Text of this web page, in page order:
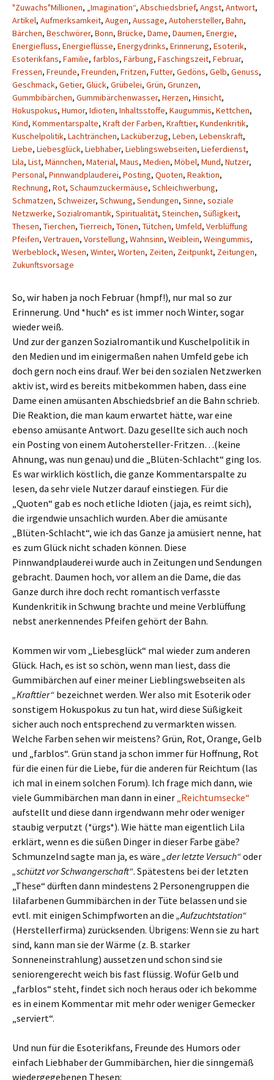
"Zuwachs"Millionen, „Imagination“, Abschiedsbrief, Angst, Antwort,
Artikel, Aufmerksamkeit, Augen, Aussage, Autohersteller, Bahn,
Bärchen, Beschwörer, Bonn, Brücke, Dame, Daumen, Energie,
Energiefluss, Energieflüsse, Energydrinks, Erinnerung, Esoterik,
Esoterikfans, Familie, farblos, Färbung, Faschingszeit, Februar,
Fressen, Freunde, Freunden, Fritzen, Futter, Gedöns, Gelb, Genuss,
Geschmack, Getier, Glück, Grübelei, Grün, Grunzen,
Gummbibärchen, Gummibärchenwasser, Herzen, Hinsicht,
Hokuspokus, Humor, Idioten, Inhaltsstoffe, Kaugummis, Kettchen,
Kind, Kommentarspalte, Kraft der Farben, Krafttier, Kundenkritik,
Kuschelpolitik, Lachtränchen, Lacküberzug, Leben, Lebenskraft,
Liebe, Liebesglück, Liebhaber, Lieblingswebseiten, Lieferdienst,
Lila, List, Männchen, Material, Maus, Medien, Möbel, Mund, Nutzer,
Personal, Pinnwandplauderei, Posting, Quoten, Reaktion,
Rechnung, Rot, Schaumzuckermäuse, Schleichwerbung,
Schmatzen, Schweizer, Schwung, Sendungen, Sinne, soziale
Netzwerke, Sozialromantik, Spiritualität, Steinchen, Süßigkeit,
Thesen, Tierchen, Tierreich, Tönen, Tütchen, Umfeld, Verblüffung
Pfeifen, Vertrauen, Vorstellung, Wahnsinn, Weiblein, Weingummis,
Werbeblock, Wesen, Winter, Worten, Zeiten, Zeitpunkt, Zeitungen,
Zukunftsvorsage
So, wir haben ja noch Februar (hmpf!), nur mal so zur
Erinnerung. Und *huch* es ist immer noch Winter, sogar
wieder weiß.
Und zur der ganzen Sozialromantik und Kuschelpolitik in
den Medien und im einigermaßen nahen Umfeld gebe ich
doch gern noch eins drauf. Wer bei den sozialen Netzwerken
aktiv ist, wird es bereits mitbekommen haben, dass eine
Dame einen amüsanten Abschiedsbrief an die Bahn schrieb.
Die Reaktion, die man kaum erwartet hätte, war eine
ebenso amüsante Antwort. Dazu gesellte sich auch noch
ein Posting von einem Autohersteller-Fritzen…(keine
Ahnung, was nun genau) und die „Blüten-Schlacht“ ging los.
Es war wirklich köstlich, die ganze Kommentarspalte zu
lesen, da sehr viele Nutzer darauf einstiegen. Für die
„Quoten“ gab es noch etliche Idioten (jaja, es reimt sich),
die irgendwie unsachlich wurden. Aber die amüsante
„Blüten-Schlacht“, wie ich das Ganze ja amüsiert nenne, hat
es zum Glück nicht schaden können. Diese
Pinnwandplauderei wurde auch in Zeitungen und Sendungen
gebracht. Daumen hoch, vor allem an die Dame, die das
Ganze durch ihre doch recht romantisch verfasste
Kundenkritik in Schwung brachte und meine Verblüffung
nebst anerkennendes Pfeifen gehört der Bahn.
Kommen wir vom „Liebesglück“ mal wieder zum anderen
Glück. Hach, es ist so schön, wenn man liest, dass die
Gummibärchen auf einer meiner Lieblingswebseiten als
„Krafttier“ bezeichnet werden. Wer also mit Esoterik oder
sonstigem Hokuspokus zu tun hat, wird diese Süßigkeit
sicher auch noch entsprechend zu vermarkten wissen.
Welche Farben sehen wir meistens? Grün, Rot, Orange, Gelb
und „farblos“. Grün stand ja schon immer für Hoffnung, Rot
für die einen für die Liebe, für die anderen für Reichtum (las
ich mal in einem solchen Forum). Ich frage mich dann, wie
viele Gummibärchen man dann in einer „Reichtumsecke“
aufstellt und diese dann irgendwann mehr oder weniger
staubig verputzt (*ürgs*). Wie hätte man eigentlich Lila
erklärt, wenn es die süßen Dinger in dieser Farbe gäbe?
Schmunzelnd sagte man ja, es wäre „der letzte Versuch“oder
„schützt vor Schwangerschaft“. Spätestens bei der letzten
„These“ dürften dann mindestens 2 Personengruppen die
lilafarbenen Gummibärchen in der Tüte belassen und sie
evtl. mit einigen Schimpfworten an die „Aufzuchtstation“
(Herstellerfirma) zurücksenden. Übrigens: Wenn sie zu hart
sind, kann man sie der Wärme (z. B. starker
Sonneneinstrahlung) aussetzen und schon sind sie
seniorengerecht weich bis fast flüssig. Wofür Gelb und
„farblos“ steht, findet sich noch heraus oder ich bekomme
es in einem Kommentar mit mehr oder weniger Gemecker
„serviert“.
Und nun für die Esoterikfans, Freunde des Humors oder
einfach Liebhaber der Gummibärchen, hier die sinngemäß
wiedergegebenen Thesen: